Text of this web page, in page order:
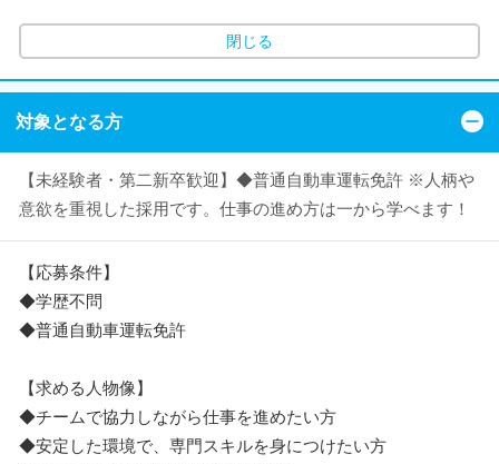
閉じる
対象となる方
【未経験者・第二新卒歓迎】◆普通自動車運転免許 ※人柄や
意欲を重視した採用です。仕事の進め方は一から学べます！
【応募条件】
◆学歴不問
◆普通自動車運転免許
【求める人物像】
◆チームで協力しながら仕事を進めたい方
◆安定した環境で、専門スキルを身につけたい方